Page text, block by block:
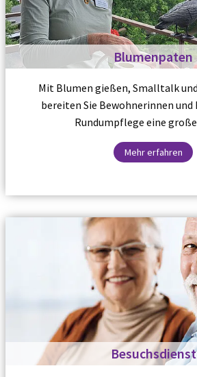
Blumenpaten
Mit Blumen gießen, Smalltalk
bereiten Sie Bewohnerinnen und
Rundumpflege eine große
Mehr erfahren
Besuchsdienst